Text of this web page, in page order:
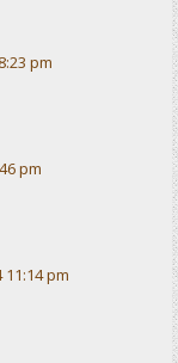
pm
pm
11:14 pm